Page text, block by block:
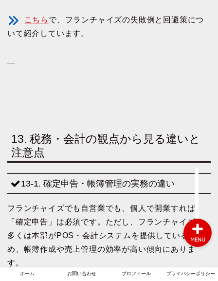
こちら で、フランチャイズの失敗例と回避策につ
いて紹介しています。
—
13. 税務・会計の観点から見る違いと
注意点
13-1. 確定申告・帳簿管理の実務の違い
フランチャイズでも自営業でも、個人で開業すれば
「確定申告」は必須です。ただし、フランチャイズの
多くは本部がPOS・会計システムを提供しているた
め、帳簿作成や売上管理の効率が高い傾向にありま
す。
ホーム お問い合わせ プロフィール プライバシーポリシー
MENU
プライバシーポリシー